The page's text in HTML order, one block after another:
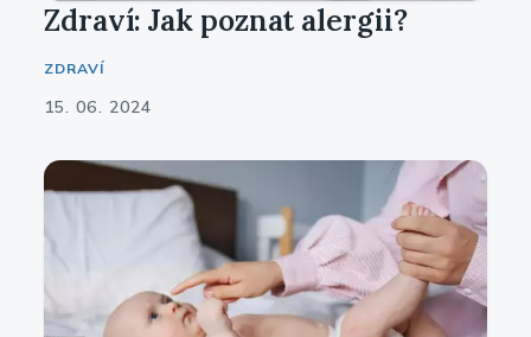
Zdraví: Jak poznat alergii?
ZDRAVÍ
15. 06. 2024